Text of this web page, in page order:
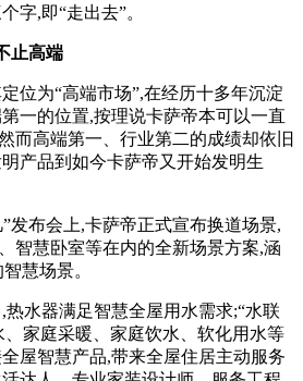
字,即“走出去”。
止高端
位为“高端市场”,在经历十多年沉淀
一的位置,按理说卡萨帝本可以一直
而高端第一、行业第二的成绩却依旧
产品到如今卡萨帝又开始发明生
”发布会上,卡萨帝正式宣布换道场景,
智慧卧室等在内的全新场景方案,涵
慧场景。
水器满足智慧全屋用水需求;“水联
、家庭采暖、家庭饮水、软化用水等
屋智慧产品,带来全屋住居主动服务